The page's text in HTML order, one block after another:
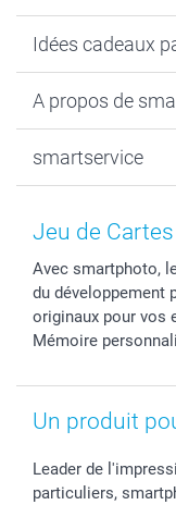
Cadeaux photo
Tirage photo &
MyNameBook
Stickers &
Calendrier photos
Dénicheur d'idées
Idées cadeaux
Anniversaire
Fin d'études
Naissance &
Toussaint
Rentrée des classes
Communion
Vacances
A propos de
Durabilité
Conditions
Plaintes
Conditions générales
Vie privée
Tarifs
Investisseurs
smartservice
smartgarantie
smartfriends
Modes de paiement
Modes de livraison
Statut de ma
Jeu de
Avec smartphoto,
du développement
originaux pour vos
Mémoire
Un produit
Leader de
particuliers,